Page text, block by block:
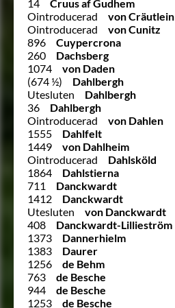
14
Cruus af Gudhem
Ointroducerad
von Cräutlein
Ointroducerad
von Cunitz
896
Cuypercrona
260
Dachsberg
1074
von Daden
(674 ½)
Dahlbergh
Utesluten
Dahlbergh
36
Dahlbergh
Ointroducerad
von Dahlen
1555
Dahlfelt
1449
von Dahlheim
Ointroducerad
Dahlsköld
1864
Dahlstierna
711
Danckwardt
1412
Danckwardt
Utesluten
von Danckwardt
408
Danckwardt-Lillieström
1373
Dannerhielm
1383
Daurer
1256
de Behm
763
de Besche
944
de Besche
1253
de Besche